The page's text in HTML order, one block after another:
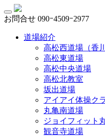
お問合せ 090ｰ4509ｰ2977
道場紹介
高松西道場（香
高松東道場
高松中央道場
高松北教室
坂出道場
アイアイ体操ク
丸亀南道場
ジョイフィット
観音寺道場